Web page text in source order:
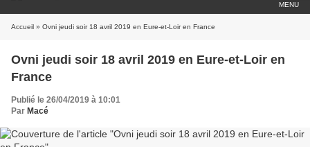
MENU
Accueil » Ovni jeudi soir 18 avril 2019 en Eure-et-Loir en France
Ovni jeudi soir 18 avril 2019 en Eure-et-Loir en
France
Publié le 26/04/2019 à 10:01
Par Macé